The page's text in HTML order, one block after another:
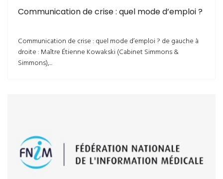
Communication de crise : quel mode d’emploi ?
Communication de crise : quel mode d’emploi ? de gauche à
droite : Maître Étienne Kowakski (Cabinet Simmons &
Simmons),...